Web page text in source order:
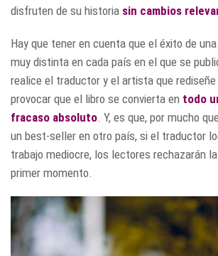
disfruten de su historia sin cambios
Hay que tener en cuenta que el éxito de
muy distinta en cada país en el que se
realice el traductor y el artista que
provocar que el libro se convierta en todo
fracaso absoluto . Y, es que, por mucho
un best-seller en otro país, si el traductor
trabajo mediocre, los lectores rechazarán
primer momento.